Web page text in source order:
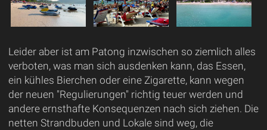
Leider aber ist am Patong inzwischen so ziemlich alles
verboten, was man sich ausdenken kann, das Essen,
ein kühles Bierchen oder eine Zigarette, kann wegen
der neuen "Regulierungen" richtig teuer werden und
andere ernsthafte Konsequenzen nach sich ziehen. Die
netten Strandbuden und Lokale sind weg, die